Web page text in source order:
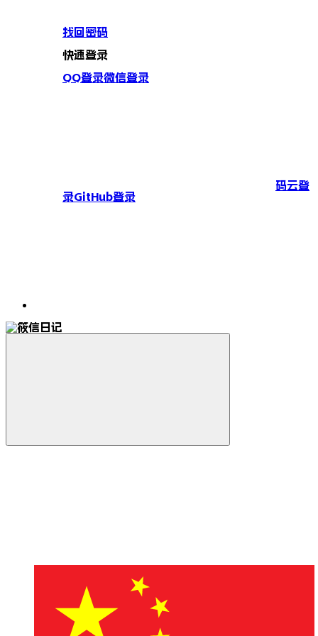
找回密码
快速登录
QQ登录微信登录
码云登
录GitHub登录